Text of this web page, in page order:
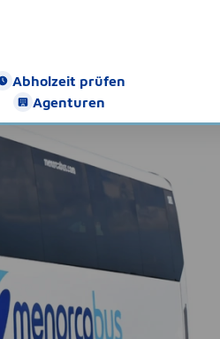
Abholzeit prüfen
Agenturen